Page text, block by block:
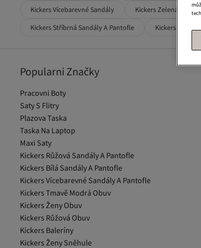
Kickers Vícebarevné Sandály
Kickers Zelená Obuv
Kickers Stříbrná Sandály A Pantofle
Kickers Modrá
Popularni Značky
Pracovni Boty
Saty S Flitry
Plazova Taska
Taska Na Laptop
Maxi Saty
Kickers Růžová Sandály A Pantofle
Kickers Bílá Sandály A Pantofle
Kickers Vícebarevné Sandály A Pantofle
Kickers Tmavě Modrá Obuv
Kickers Ženy Obuv
Kickers Růžová Obuv
Kickers Baleríny
Kickers Ženy Sněhule